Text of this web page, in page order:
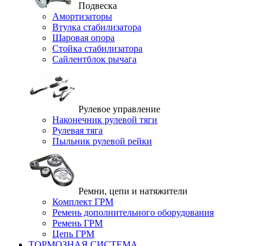
Подвеска
Амортизаторы
Втулка стабилизатора
Шаровая опора
Стойка стабилизатора
Сайлентблок рычага
Рулевое управление
Наконечник рулевой тяги
Рулевая тяга
Пыльник рулевой рейки
Ремни, цепи и натяжители
Комплект ГРМ
Ремень дополнительного оборудования
Ремень ГРМ
Цепь ГРМ